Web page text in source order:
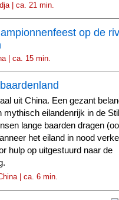
| ca. 21 min.
op de
| ca. 15 min.
uit China. Een gezant
mythisch eilandenrijk in de
lange baarden dragen
het eiland in nood
hulp op uitgestuurd naar de
| ca. 6 min.